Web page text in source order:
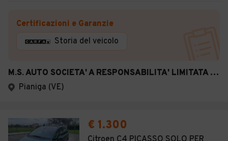
Certificazioni e Garanzie
Storia del veicolo
M.S. AUTO SOCIETA' A RESPONSABILITA' LIMITATA SEMPLIFICATA
Pianiga (VE)
€ 1.300